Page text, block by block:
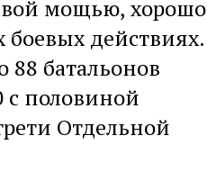
мощью, хорошо
действиях.
88 батальонов
с половиной
Отдельной